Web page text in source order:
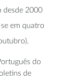
desde 2000
em quatro
do
de